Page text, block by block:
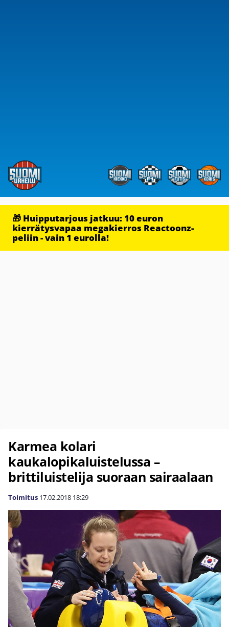
🎁 Huipputarjous jatkuu: 10 euron
kierrätysvapaa megakierros Reactoonz-
peliin - vain 1 eurolla!
Karmea kolari
kaukalopikaluistelussa –
brittiluistelija suoraan sairaalaan
Toimitus 17.02.2018 18:29